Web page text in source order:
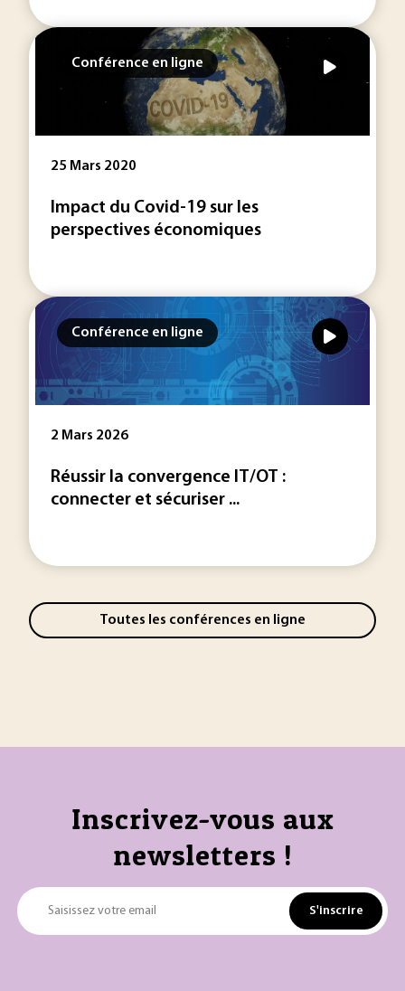
Conférence en ligne
25 Mars 2020
Impact du Covid-19 sur les
perspectives économiques
Conférence en ligne
2 Mars 2026
Réussir la convergence IT/OT :
connecter et sécuriser ...
Toutes les conférences en ligne
Inscrivez-vous aux
newsletters !
Saisissez votre email S'inscrire